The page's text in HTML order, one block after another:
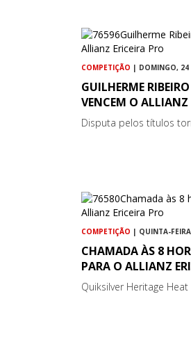
COMPETIÇÃO | DOMINGO, 24
GUILHERME
VENCEM O ALLIANZ
Disputa pelos títulos
COMPETIÇÃO | QUINTA-
CHAMADA ÀS 8
PARA O ALLIANZ
Quiksilver Heritage